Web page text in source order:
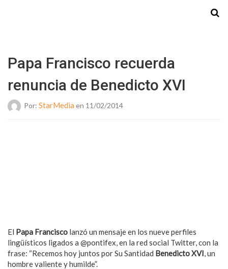
Papa Francisco recuerda
renuncia de Benedicto XVI
Por: StarMedia en 11/02/2014
El Papa Francisco lanzó un mensaje en los nueve perfiles
lingüísticos ligados a @pontifex, en la red social Twitter, con la
frase: “Recemos hoy juntos por Su Santidad Benedicto XVI, un
hombre valiente y humilde”.